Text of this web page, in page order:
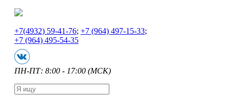
+7(4932) 59-41-76; +7 (964) 497-15-33;
+7 (964) 495-54-35
ПН-ПТ: 8:00 - 17:00 (МСК)